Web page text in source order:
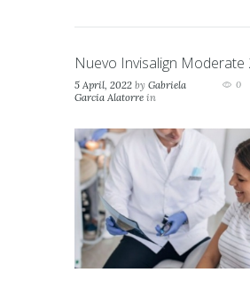
Nuevo Invisalign Moderate
5 April, 2022 by Gabriela
Garcia Alatorre in
0